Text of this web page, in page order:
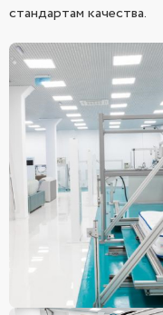
стандартам качества.